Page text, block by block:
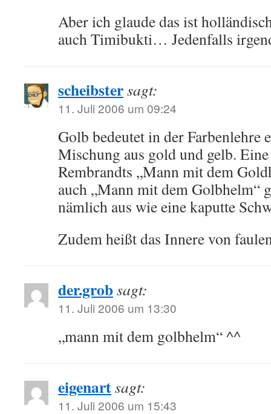
Aber ich glaude das ist
auch Timibukti… Jedenfalls
scheibstersagt:
11. Juli 2006 um 09:24
Golb bedeutet in der Farbenlehre
Mischung aus gold und gelb.
Rembrandts „Mann mit dem
auch „Mann mit dem Golbhelm“
nämlich aus wie eine kaputte
Zudem heißt das Innere von
der.grobsagt:
11. Juli 2006 um 13:30
„mann mit dem golbhelm“ ^^
eigenartsagt:
11. Juli 2006 um 15:43